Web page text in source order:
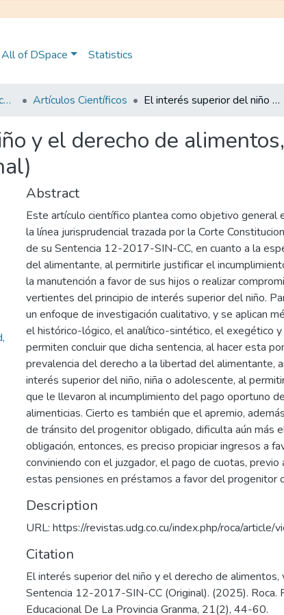
All of DSpace Statistics
Maestría en Derecho Procesal Artículos Científicos El interés superior del niño y el derecho de alimentos, visto desde la Sentencia 12-2017-SIN-CC (Original)
y el derecho de
Abstract
Este artículo científico plantea como objetivo general
la línea jurisprudencial trazada por la Corte
de su Sentencia 12-2017-SIN-CC, en cuanto a la
del alimentante, al permitirle justificar el
la manutención a favor de sus hijos o realizar
vertientes del principio de interés superior del niño.
un enfoque de investigación cualitativo, y se aplican
el histórico-lógico, el analítico-sintético, el exegético
permiten concluir que dicha sentencia, al hacer esta
prevalencia del derecho a la libertad del alimentante,
interés superior del niño, niña o adolescente, al
que le llevaron al incumplimiento del pago oportuno
alimenticias. Cierto es también que el apremio,
de tránsito del progenitor obligado, dificulta aún más
obligación, entonces, es preciso propiciar ingresos a
conviniendo con el juzgador, el pago de cuotas, previo
estas pensiones en préstamos a favor del progenitor
Description
URL: https://revistas.udg.co.cu/index.php/roca/
Citation
El interés superior del niño y el derecho de
Sentencia 12-2017-SIN-CC (Original). (2025). Roca.
Educacional De La Provincia Granma, 21(2), 44-60.